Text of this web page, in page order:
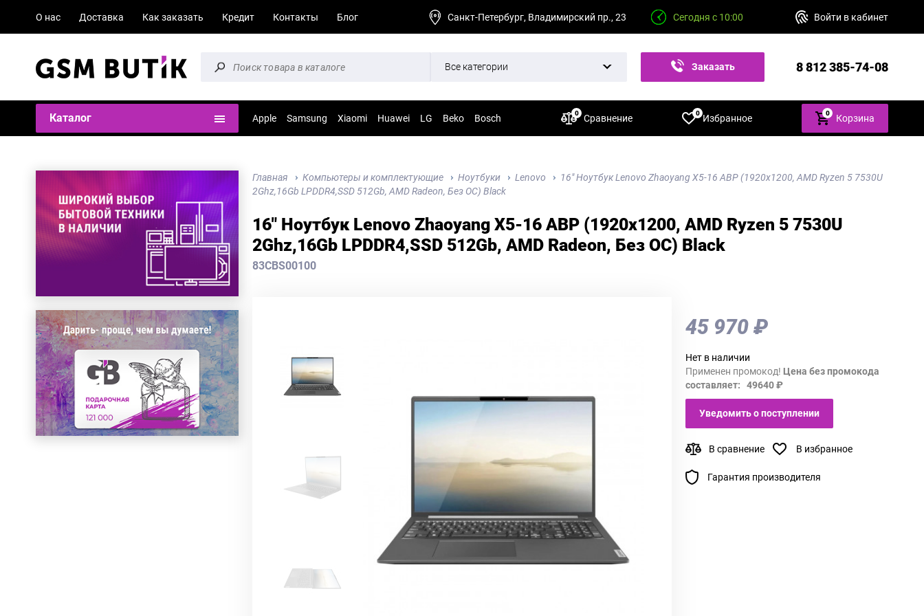
О нас Доставка Как заказать Кредит Контакты Блог Санкт-Петербург, Владимирский пр., 23 Сегодня с 10:00 Войти в кабинет
Все категории Заказать 8 812 385-74-08
Каталог Apple Samsung Xiaomi Huawei LG Beko Bosch Сравнение
0 Избранное
0 0 Корзина
Главная Компьютеры и комплектующие Ноутбуки Lenovo
16" Ноутбук Lenovo Zhaoyang X5-16 ABP (1920x1200, AMD Ryzen 5 7530U
2Ghz,16Gb LPDDR4,SSD 512Gb, AMD Radeon, Без ОС) Вlack
16" Ноутбук Lenovo Zhaoyang X5-16 ABP (1920x1200, AMD Ryzen 5 7530U
2Ghz,16Gb LPDDR4,SSD 512Gb, AMD Radeon, Без ОС) Вlack
83CBS00100
45 970 ₽
Нет в наличии
Применен промокод! Цена без промокода
составляет: 49640 ₽
Уведомить о поступлении
В сравнение В избранное
Гарантия производителя